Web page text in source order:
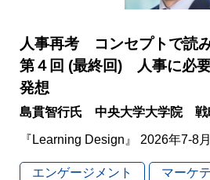
人事再考 コンセプトで読
第４回 (最終回) 人事に必
発想
島貫智行氏 中央大学大学院 戦
『Learning Design』 2026年7-8
エンゲージメント
マーケ